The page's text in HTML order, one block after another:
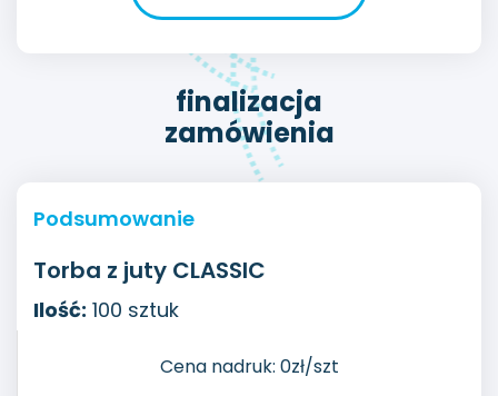
finalizacja
zamówienia
Podsumowanie
Torba z juty CLASSIC
Ilość: 100 sztuk
Cena nadruk: 0zł/szt